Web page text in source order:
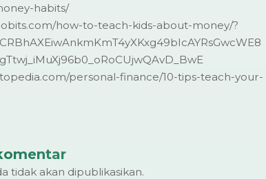
habits/
how-to-teach-kids-about-money/?
personal-finance/10-tips-teach-your-
tidak akan dipublikasikan.